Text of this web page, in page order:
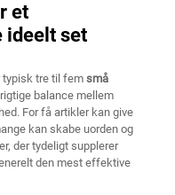
et
ideelt set
typisk tre til fem små
balance mellem
For få artikler kan give
kan skabe uorden og
der tydeligt supplerer
den mest effektive